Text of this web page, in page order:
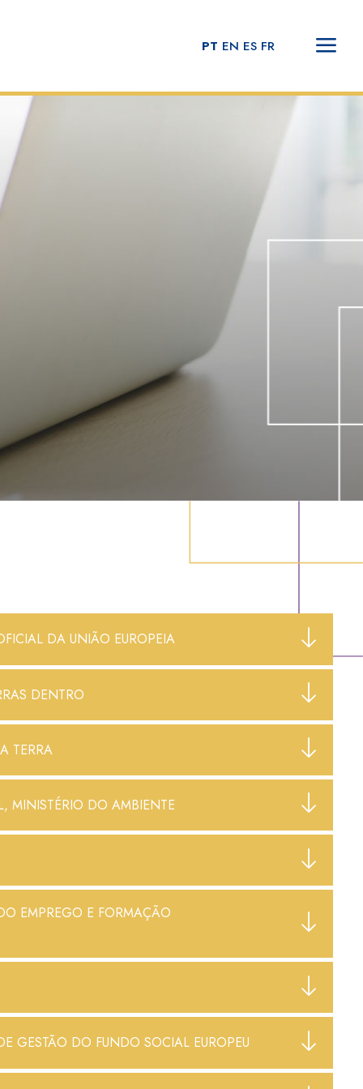
PT EN ES FR
DA UNIÃO EUROPEIA
DENTRO
TERRA
MINISTÉRIO DO AMBIENTE
EMPREGO E FORMAÇÃO
GESTÃO DO FUNDO SOCIAL EUROPEU